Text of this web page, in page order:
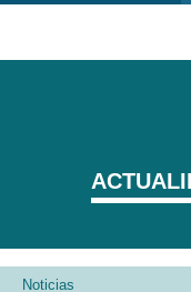
Noticias